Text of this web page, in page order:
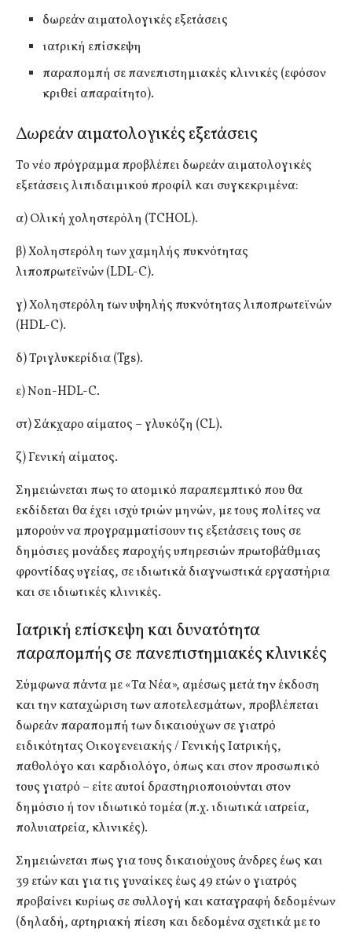
δωρεάν αιματολογικές εξετάσεις
ιατρική επίσκεψη
παραπομπή σε πανεπιστημιακές κλινικές (εφόσον
κριθεί απαραίτητο).
Δωρεάν αιματολογικές εξετάσεις
Το νέο πρόγραμμα προβλέπει δωρεάν αιματολογικές
εξετάσεις λιπιδαιμικού προφίλ και συγκεκριμένα:
α) Ολική χοληστερόλη (TCHOL).
β) Χοληστερόλη των χαμηλής πυκνότητας
λιποπρωτεϊνών (LDL-C).
γ) Χοληστερόλη των υψηλής πυκνότητας λιποπρωτεϊνών
(HDL-C).
δ) Τριγλυκερίδια (Tgs).
ε) Νon-HDL-C.
στ) Σάκχαρο αίματος – γλυκόζη (CL).
ζ) Γενική αίματος.
Σημειώνεται πως το ατομικό παραπεμπτικό που θα
εκδίδεται θα έχει ισχύ τριών μηνών, με τους πολίτες να
μπορούν να προγραμματίσουν τις εξετάσεις τους σε
δημόσιες μονάδες παροχής υπηρεσιών πρωτοβάθμιας
φροντίδας υγείας, σε ιδιωτικά διαγνωστικά εργαστήρια
και σε ιδιωτικές κλινικές.
Ιατρική επίσκεψη και δυνατότητα
παραπομπής σε πανεπιστημιακές κλινικές
Σύμφωνα πάντα με «Τα Νέα», αμέσως μετά την έκδοση
και την καταχώριση των αποτελεσμάτων, προβλέπεται
δωρεάν παραπομπή των δικαιούχων σε γιατρό
ειδικότητας Οικογενειακής / Γενικής Ιατρικής,
παθολόγο και καρδιολόγο, όπως και στον προσωπικό
τους γιατρό – είτε αυτοί δραστηριοποιούνται στον
δημόσιο ή τον ιδιωτικό τομέα (π.χ. ιδιωτικά ιατρεία,
πολυιατρεία, κλινικές).
Σημειώνεται πως για τους δικαιούχους άνδρες έως και
39 ετών και για τις γυναίκες έως 49 ετών ο γιατρός
προβαίνει κυρίως σε συλλογή και καταγραφή δεδομένων
(δηλαδή, αρτηριακή πίεση και δεδομένα σχετικά με το